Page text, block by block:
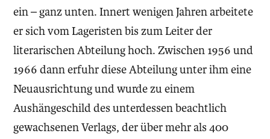
ein – ganz unten. Innert wenigen Jahren arbeitete
er sich vom Lageristen bis zum Leiter der
literarischen Abteilung hoch. Zwischen 1956 und
1966 dann erfuhr diese Abteilung unter ihm eine
Neuausrichtung und wurde zu einem
Aushängeschild des unterdessen beachtlich
gewachsenen Verlags, der über mehr als 400